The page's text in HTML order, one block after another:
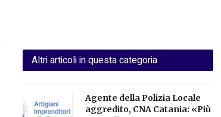
Altri articoli in questa categoria
Agente della Polizia Locale
aggredito, CNA Catania: «Più